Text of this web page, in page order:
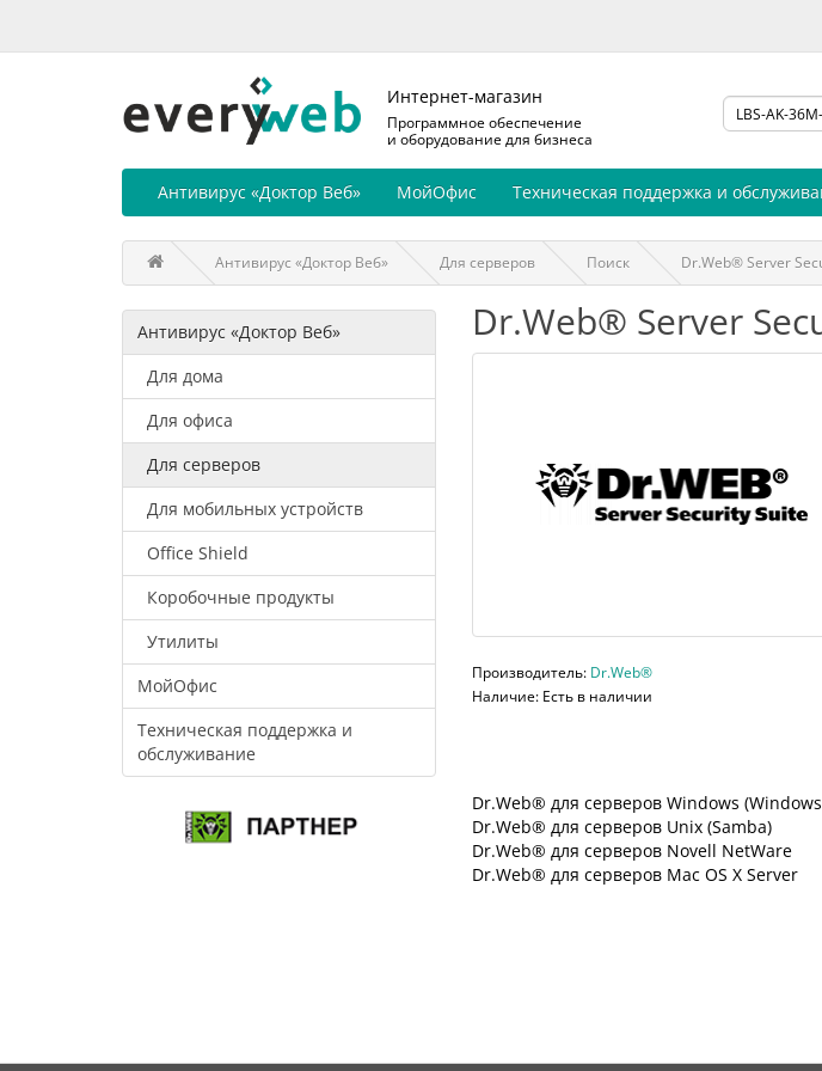
Интернет-магазин
Программное обеспечение
и оборудование для бизнеса
Антивирус «Доктор Веб» МойОфис Техническая поддержка и
Антивирус «Доктор Веб» Для серверов Поиск Dr.Web® Server
Антивирус «Доктор Веб»
Для дома
Для офиса
Для серверов
Для мобильных устройств
Office Shield
Коробочные продукты
Утилиты
МойОфис
Техническая поддержка и
обслуживание
Dr.Web® Server
Производитель: Dr.Web®
Наличие: Есть в наличии
Dr.Web® для серверов Windows
Dr.Web® для серверов Unix (Samba)
Dr.Web® для серверов Novell NetWare
Dr.Web® для серверов Mac OS X Server